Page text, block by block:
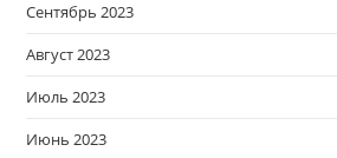
Сентябрь 2023
Август 2023
Июль 2023
Июнь 2023